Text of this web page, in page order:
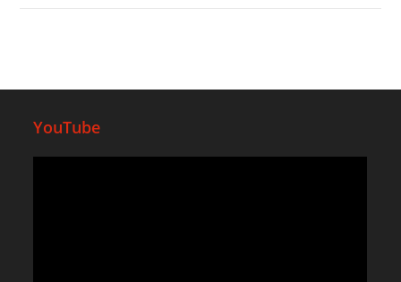
YouTube